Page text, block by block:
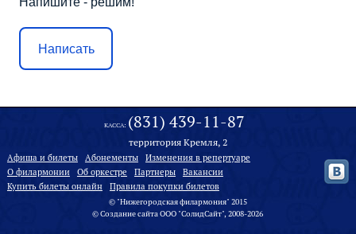
Написать
КАССА: (831) 439-11-87
территория Кремля, 2
Афиша и билеты Абонементы
Изменения в репертуаре
О филармонии
Oб оркестре Партнеры
Вакансии
Купить билеты онлайн
Правила покупки билетов
© "Нижегородская филармония" 2015
©Создание сайтаООО "СолидСайт", 2008-2026